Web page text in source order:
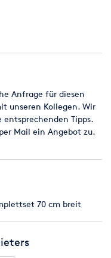
Anfrage für diesen
unseren Kollegen. Wir
Tipps.
Mail ein Angebot zu.
70 cm breit